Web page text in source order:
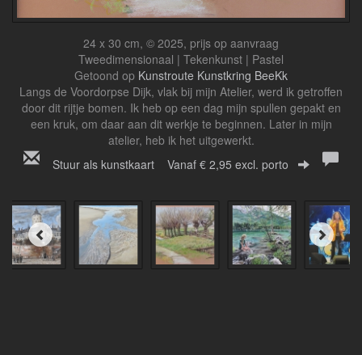
24 x 30 cm, © 2025, prijs op aanvraag
Tweedimensionaal | Tekenkunst | Pastel
Getoond op Kunstroute Kunstkring BeeKk
Langs de Voordorpse Dijk, vlak bij mijn Atelier, werd ik getroffen
door dit rijtje bomen. Ik heb op een dag mijn spullen gepakt en
een kruk, om daar aan dit werkje te beginnen. Later in mijn
atelier, heb ik het uitgewerkt.
Stuur als kunstkaart Vanaf € 2,95 excl. porto